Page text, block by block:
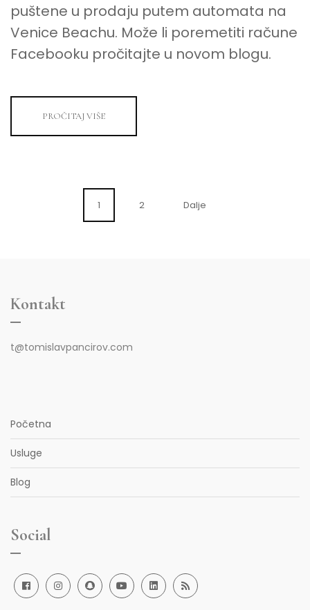
puštene u prodaju putem automata na
Venice Beachu. Može li poremetiti račune
Facebooku pročitajte u novom blogu.
PROČITAJ VIŠE
1 2 Dalje
Kontakt
t@tomislavpancirov.com
Početna
Usluge
Blog
Social